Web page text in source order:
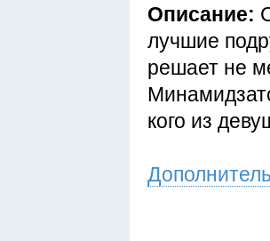
Описание:
лучшие
решает не
кого из